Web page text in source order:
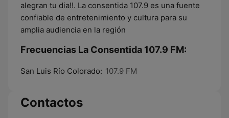
alegran tu dia!!. La consentida 107.9 es una fuente
confiable de entretenimiento y cultura para su
amplia audiencia en la región
Frecuencias La Consentida 107.9 FM:
San Luis Río Colorado: 107.9 FM
Contactos